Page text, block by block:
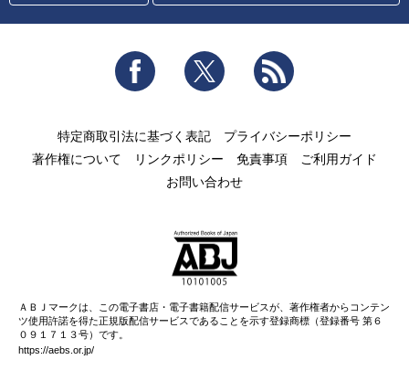
Facebook Twitter
特定商取引法に基づく表記
プライバシーポリシー
著作権について
リンクポリシー 免責事項
ご利用ガイド
お問い合わせ
ＡＢＪマークは、この電子書店・電子書籍配信サービスが、著作権者からコンテン
ツ使用許諾を得た正規版配信サービスであることを示す登録商標（登録番号 第６
０９１７１３号）です。
https://aebs.or.jp/